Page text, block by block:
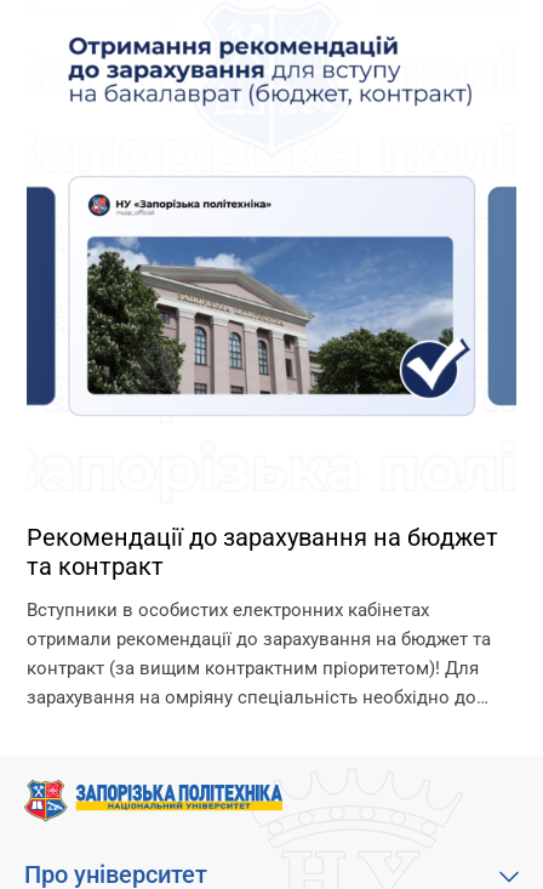
Рекомендації до зарахування на бюджет
та контракт
Вступники в особистих електронних кабінетах
отримали рекомендації до зарахування на бюджет та
контракт (за вищим контрактним пріоритетом)! Для
зарахування на омріяну спеціальність необхідно до
Про університет